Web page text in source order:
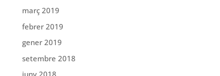
març 2019
febrer 2019
gener 2019
setembre 2018